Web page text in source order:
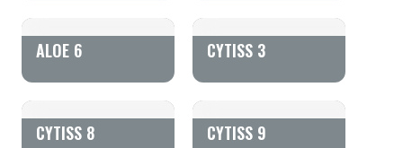
ALOE 6 CYTISS 3
CYTISS 8 CYTISS 9